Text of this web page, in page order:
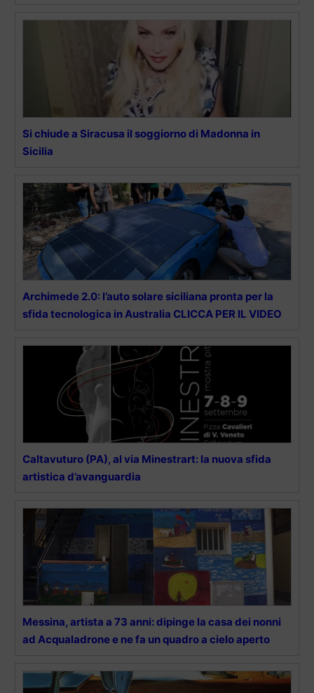
Si chiude a Siracusa il soggiorno di Madonna in
Sicilia
Archimede 2.0: l’auto solare siciliana pronta per la
sfida tecnologica in Australia CLICCA PER IL VIDEO
Caltavuturo (PA), al via Minestrart: la nuova sfida
artistica d’avanguardia
Messina, artista a 73 anni: dipinge la casa dei nonni
ad Acqualadrone e ne fa un quadro a cielo aperto